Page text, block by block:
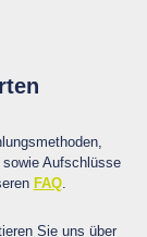
sowie Aufschlüsse
FAQ.
Sie uns über